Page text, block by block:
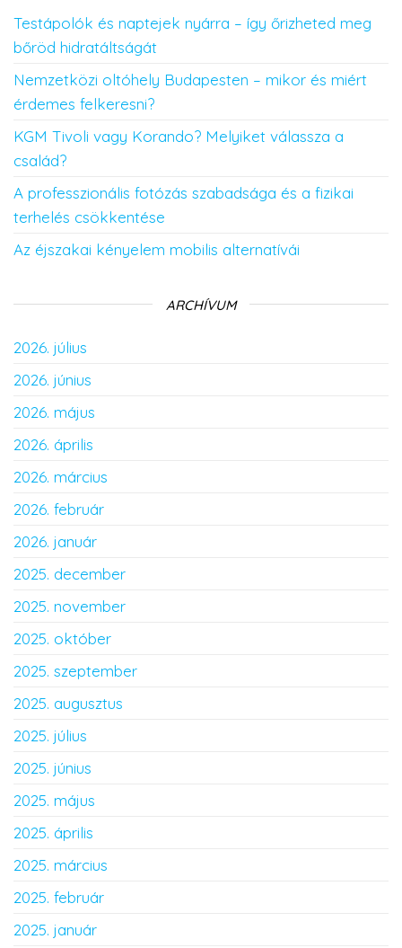
Testápolók és naptejek nyárra – így őrizheted meg
bőröd hidratáltságát
Nemzetközi oltóhely Budapesten – mikor és miért
érdemes felkeresni?
KGM Tivoli vagy Korando? Melyiket válassza a
család?
A professzionális fotózás szabadsága és a fizikai
terhelés csökkentése
Az éjszakai kényelem mobilis alternatívái
ARCHÍVUM
2026. július
2026. június
2026. május
2026. április
2026. március
2026. február
2026. január
2025. december
2025. november
2025. október
2025. szeptember
2025. augusztus
2025. július
2025. június
2025. május
2025. április
2025. március
2025. február
2025. január